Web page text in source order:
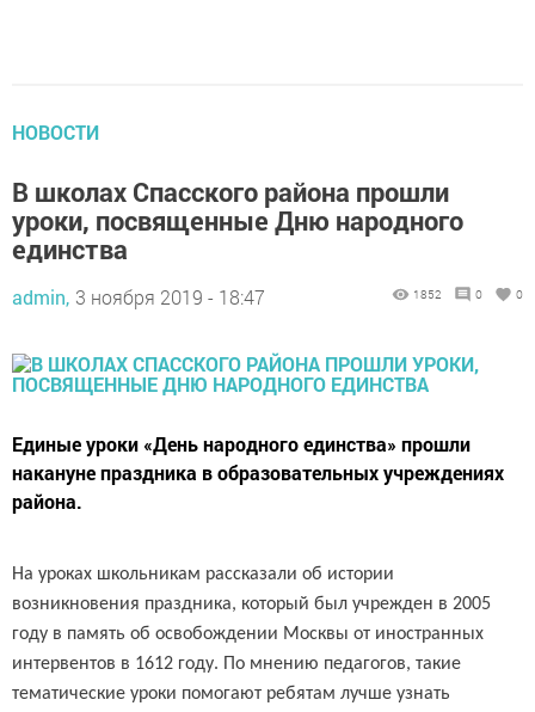
НОВОСТИ
В школах Спасского района прошли
уроки, посвященные Дню народного
единства
admin, 3 ноября 2019 - 18:47 1852 0 0
Единые уроки «День народного единства» прошли
накануне праздника в образовательных учреждениях
района.
На уроках школьникам рассказали об истории
возникновения праздника, который был учрежден в 2005
году в память об освобождении Москвы от иностранных
интервентов в 1612 году. По мнению педагогов, такие
тематические уроки помогают ребятам лучше узнать